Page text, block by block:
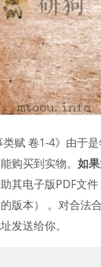
赋 卷1-4》由于
购买到实物。 如
助其电子版PDF文
版本） 。对合法
发送给你。